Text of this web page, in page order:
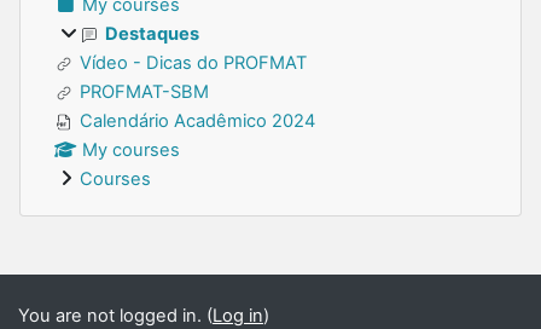
My courses
Destaques
Vídeo - Dicas do PROFMAT
PROFMAT-SBM
Calendário Acadêmico 2024
My courses
Courses
Supplementary blocks
You are not logged in. (Log in)